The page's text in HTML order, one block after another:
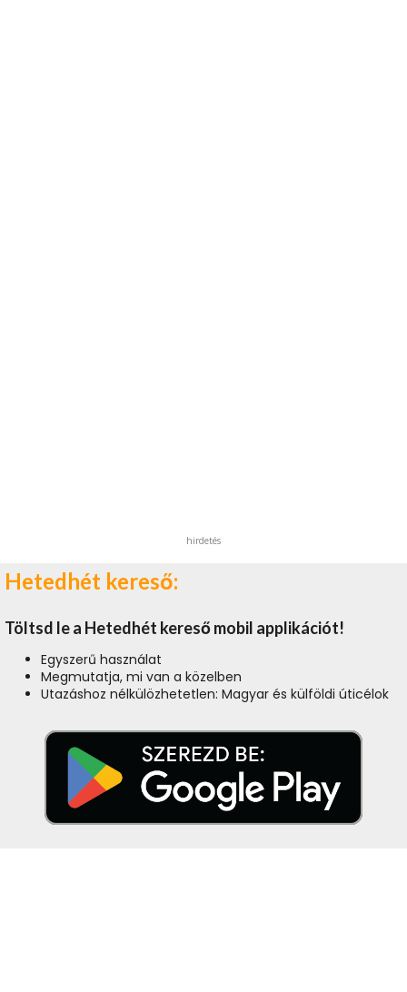
hirdetés
Hetedhét kereső:
Töltsd le a Hetedhét kereső mobil applikációt!
Egyszerű használat
Megmutatja, mi van a közelben
Utazáshoz nélkülözhetetlen: Magyar és külföldi úticélok